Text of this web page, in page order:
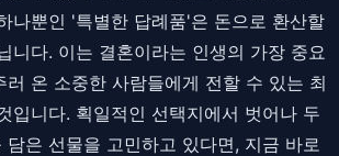
나뿐인 '특별한 답례품'은 돈으로 환산할
니다. 이는 결혼이라는 인생의 가장 중요
러 온 소중한 사람들에게 전할 수 있는 최
입니다. 획일적인 선택지에서 벗어나 두
은 선물을 고민하고 있다면, 지금 바로